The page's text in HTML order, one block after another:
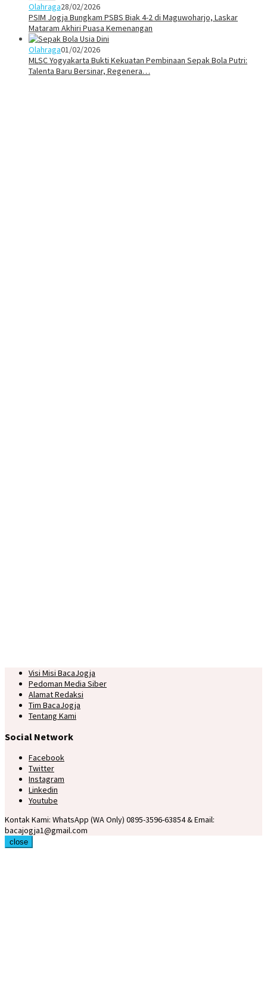
Olahraga28/02/2026
PSIM Jogja Bungkam PSBS Biak 4-2 di Maguwoharjo, Laskar
Mataram Akhiri Puasa Kemenangan
Olahraga01/02/2026
MLSC Yogyakarta Bukti Kekuatan Pembinaan Sepak Bola Putri:
Talenta Baru Bersinar, Regenera…
Visi Misi BacaJogja
Pedoman Media Siber
Alamat Redaksi
Tim BacaJogja
Tentang Kami
Social Network
Facebook
Twitter
Instagram
Linkedin
Youtube
Kontak Kami: WhatsApp (WA Only) 0895-3596-63854 & Email:
bacajogja1@gmail.com
close